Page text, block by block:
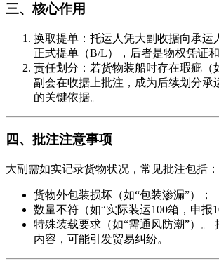
三、核心作用
换取提单：托运人凭大副收据向承运
正式提单（B/L），后者是物权凭证
责任划分：若货物装船时存在瑕疵（
副会在收据上批注，成为后续划分承
的关键依据。
四、批注注意事项
大副需如实记录货物状况，常见批注包括：
货物外包装损坏（如“包装渗漏”）；
数量不符（如“实际装运100箱，申报
特殊装载要求（如“需通风防潮”）。
内容，可能引发贸易纠纷。